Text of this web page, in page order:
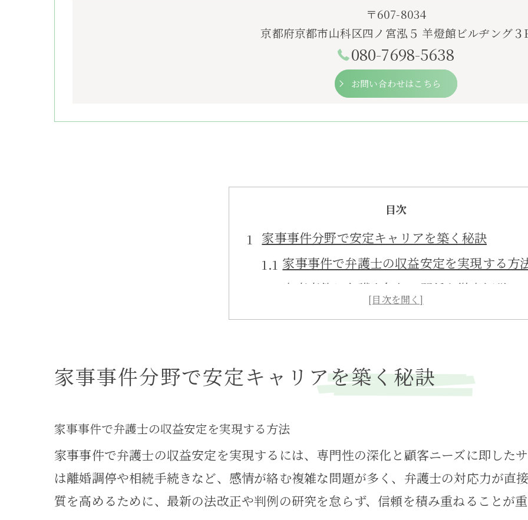
〒607-8034
京都府京都市山科区四ノ宮泓５ 羊燈館ビルヂング３
080-7698-5638
お問い合わせはこちら
目次
家事事件分野で安定キャリアを築く秘訣
家事事件で弁護士の収益安定を実現する方
家事事件と弁護士年収の関係を徹底解説
家事事件分野で稼げる弁護士の共通点とは
収益化視点で考える家事事件の戦略
弁護士として家事事件を収益源にする考え
家事事件で安定収益を得るためのポイント
家事事件における顧客満足とリピート獲得
家事事件分野で安定キャリアを築く秘訣
家事事件で弁護士の収益安定を実現する方法
家事事件で弁護士の収益安定を実現するには、専門性の深化と顧客ニーズに即した
は離婚調停や相続手続きなど、感情が絡む複雑な問題が多く、弁護士の対応力が直
質を高めるために、最新の法改正や判例の研究を怠らず、信頼を積み重ねることが